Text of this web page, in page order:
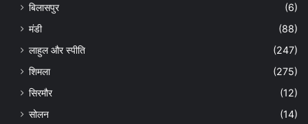
बिलासपुर
(6)
मंडी
(88)
लाहुल और स्पीति
(247)
शिमला
(275)
सिरमौर
(12)
सोलन
(14)